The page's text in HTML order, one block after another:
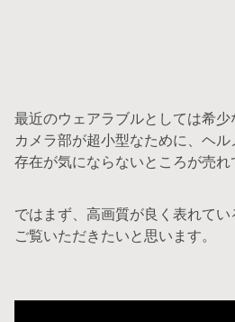
最近のウェアラブルとしては希少
カメラ部が超小型なために、ヘル
存在が気にならないところが売れ
ではまず、高画質が良く表れてい
ご覧いただきたいと思います。